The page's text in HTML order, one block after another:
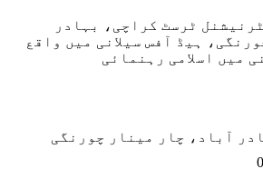
ٹرسٹ کراچی، بہادر
ہیڈ آفس سیلانی میں واقع
میں اسلامی رہنمائی
آباد، چار مینار چورنگی